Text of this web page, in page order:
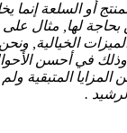
أو السلعة إنما
لها, مثال على
وذلك في أحسن
40 بالمئة من المزايا
.